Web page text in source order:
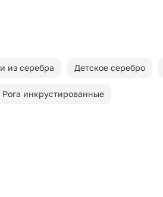
из серебра Детское серебро
Рога инкрустированные